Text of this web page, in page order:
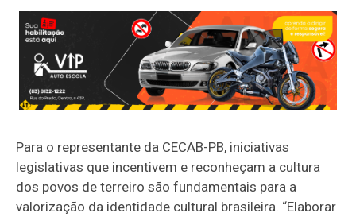
Para o representante da CECAB-PB, iniciativas
legislativas que incentivem e reconheçam a cultura
dos povos de terreiro são fundamentais para a
valorização da identidade cultural brasileira. “Elaborar